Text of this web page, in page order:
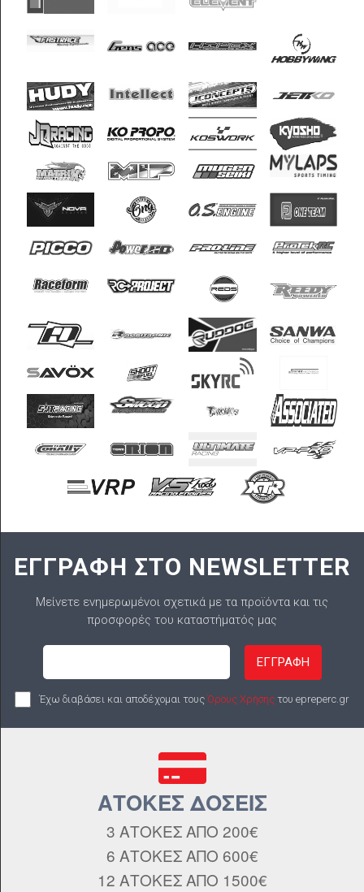
ΕΓΓΡΑΦΗ ΣΤΟ NEWSLETTER
Μείνετε ενημερωμένοι σχετικά με τα προϊόντα και τις
προσφορές του καταστήματός μας
ΕΓΓΡΑΦΗ
Έχω διαβάσει και αποδέχομαι τους Όρους Χρήσης του epreperc.gr
ΑΤΟΚΕΣ ΔΟΣΕΙΣ
3 ΑΤΟΚΕΣ ΑΠΟ 200€
6 ΑΤΟΚΕΣ ΑΠΟ 600€
12 ΑΤΟΚΕΣ ΑΠΟ 1500€